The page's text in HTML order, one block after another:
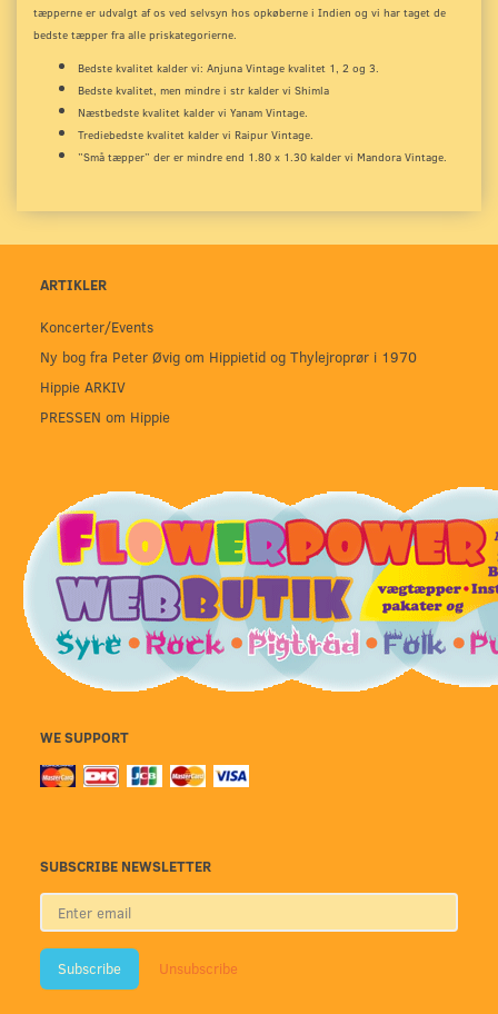
tæpperne er udvalgt af os ved selvsyn hos opkøberne i Indien og vi har taget de
bedste tæpper fra alle priskategorierne.
Bedste kvalitet kalder vi: Anjuna Vintage kvalitet 1, 2 og 3.
Bedste kvalitet, men mindre i str kalder vi Shimla
Næstbedste kvalitet kalder vi Yanam Vintage.
Trediebedste kvalitet kalder vi Raipur Vintage.
”Små tæpper” der er mindre end 1.80 x 1.30 kalder vi Mandora Vintage.
ARTIKLER
Koncerter/Events
Ny bog fra Peter Øvig om Hippietid og Thylejroprør i 1970
Hippie ARKIV
PRESSEN om Hippie
WE SUPPORT
SUBSCRIBE NEWSLETTER
Enter
email
Subscribe Unsubscribe